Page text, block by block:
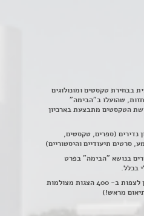
בבחירת טקסטים ומונולוגים
למעלה מ – 3500 מחזות, שהועלו ב"הבימה"
הטקסטים מתבצעת בארכיון
נדירים (ספרים, טקסטים,
סרטים תיעודיים והיסטוריים)
בנושא "הבימה" בפרט
בכלל.
חדר הצפייה מרווח ובו ניתן לצפות ב- 400 הצגות מצולמות
מראש!)